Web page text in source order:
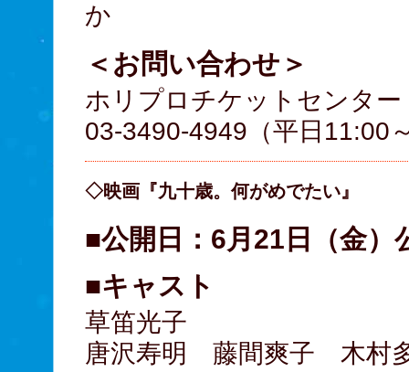
か
＜お問い合わせ＞
ホリプロチケットセンター
03-3490-4949（平日11:00
◇映画『九十歳。何がめでたい』
■公開日：6月21日（金）
■キャスト
草笛光子
唐沢寿明 藤間爽子 木村